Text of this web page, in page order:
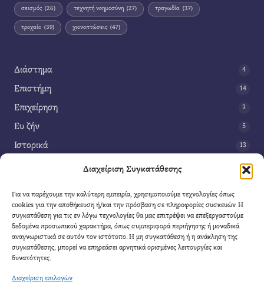
Διαχείριση Συγκατάθεσης
Για να παρέχουμε την καλύτερη εμπειρία, χρησιμοποιούμε τεχνολογίες όπως
cookies για την αποθήκευση ή/και την πρόσβαση σε πληροφορίες συσκευών. Η
συγκατάθεση για τις εν λόγω τεχνολογίες θα μας επιτρέψει να επεξεργαστούμε
δεδομένα προσωπικού χαρακτήρα, όπως συμπεριφορά περιήγησης ή μοναδικά
αναγνωριστικά σε αυτόν τον ιστότοπο. Η μη συγκατάθεση ή η ανάκληση της
συγκατάθεσης, μπορεί να επηρεάσει αρνητικά ορισμένες λειτουργίες και
δυνατότητες.
Διαχείριση επιλογών
σεισμός (26) τεχνητή νοημοσύνη (27) τραγωδία (37)
τροχαίο (39) χιονοπτώσεις (47)
Διάστημα 4
Επιστήμη 14
Επιχείρηση 3
Ευ ζήν 5
Ιστορικά 13
42
Τέχνη 3
Τεχνολογία
Υγεία
Φαντασία